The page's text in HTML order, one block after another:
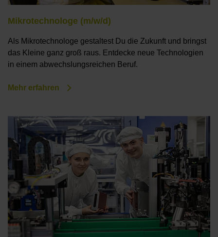
Mikrotechnologe (m/w/d)
Als Mikrotechnologe gestaltest Du die Zukunft und bringst
das Kleine ganz groß raus. Entdecke neue Technologien
in einem abwechslungsreichen Beruf.
Mehr erfahren